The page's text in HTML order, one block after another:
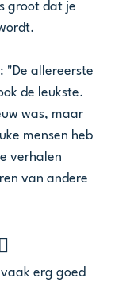
groot dat je
"De allereerste
de leukste.
was, maar
mensen heb
verhalen
van andere
erg goed